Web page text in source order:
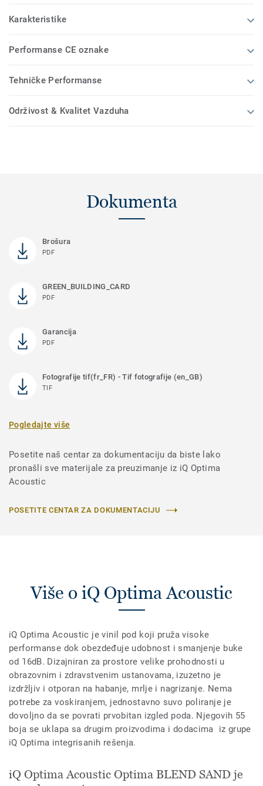
Karakteristike
Performanse CE oznake
Tehničke Performanse
Održivost & Kvalitet Vazduha
Dokumenta
Brošura
PDF
GREEN_BUILDING_CARD
PDF
Garancija
PDF
Fotografije tif(fr_FR) - Tif fotografije (en_GB)
TIF
Pogledajte više
Posetite naš centar za dokumentaciju da biste lako
pronašli sve materijale za preuzimanje iz iQ Optima
Acoustic
POSETITE CENTAR ZA DOKUMENTACIJU
Više o iQ Optima Acoustic
iQ Optima Acoustic je vinil pod koji pruža visoke
performanse dok obezdeđuje udobnost i smanjenje buke
od 16dB. Dizajniran za prostore velike prohodnosti u
obrazovnim i zdravstvenim ustanovama, izuzetno je
izdržljiv i otporan na habanje, mrlje i nagrizanje. Nema
potrebe za voskiranjem, jednostavno suvo poliranje je
dovoljno da se povrati prvobitan izgled poda. Njegovih 55
boja se uklapa sa drugim proizvodima i dodacima iz grupe
iQ Optima integrisanih rešenja.
iQ Optima Acoustic Optima BLEND SAND je